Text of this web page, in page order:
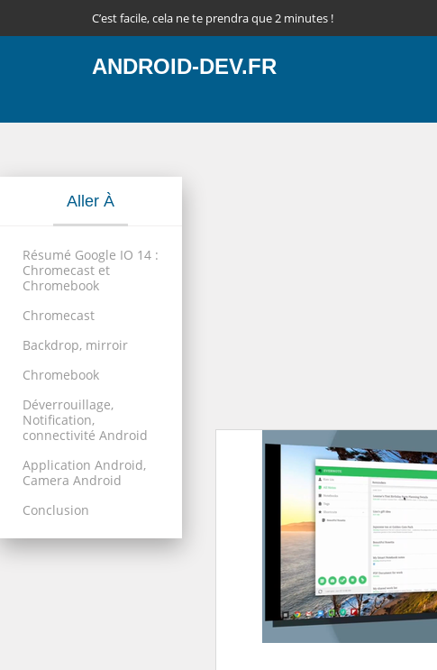
C’est facile, cela ne te prendra que 2 minutes !
ANDROID-DEV.FR
Aller À
Résumé Google IO 14 :
Chromecast et
Chromebook
Chromecast
Backdrop, mirroir
Chromebook
Déverrouillage,
Notification,
connectivité Android
Application Android,
Camera Android
Conclusion